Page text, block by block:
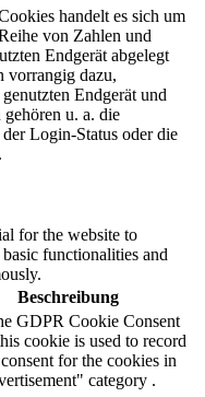
handelt es sich um
von Zahlen und
Endgerät abgelegt
vorrangig dazu,
Endgerät und
gehören u. a. die
Login-Status oder die
for the website to
functionalities and
Beschreibung
GDPR Cookie Consent
cookie is used to record
for the cookies in
category .